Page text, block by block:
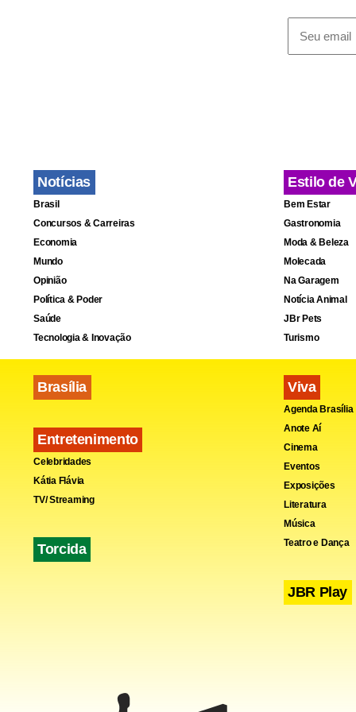
Notícias
Brasil
Concursos & Carreiras
Economia
Mundo
Opinião
Política & Poder
Saúde
Tecnologia & Inovação
Brasília
Entretenimento
Celebridades
Kátia Flávia
TV/ Streaming
Torcida
Estilo de
Bem Estar
Gastronomia
Moda & Beleza
Molecada
Na Garagem
Notícia Animal
JBr Pets
Turismo
Viva
Agenda Brasília
Anote Aí
Cinema
Eventos
Exposições
Literatura
Música
Teatro e Dança
JBR Play